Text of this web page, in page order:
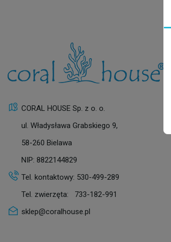
CORAL HOUSE Sp. z o. o.
ul. Władysława Grabskiego 9,
58-260 Bielawa
NIP: 8822144829
Tel. kontaktowy: 530-499-289
Tel. zwierzęta: 733-182-991
sklep@coralhouse.pl